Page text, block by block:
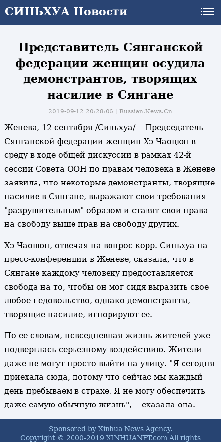
СИНЬХУА Новости
Представитель Сянганской
федерации женщин осудила
демонстрантов, творящих
насилие в Сянгане
2019-09-12 20:28:06丨Russian.News.Cn
Женева, 12 сентября /Синьхуа/ -- Председатель
Сянганской федерации женщин Хэ Чаоцюн в
среду в ходе общей дискуссии в рамках 42-й
сессии Совета ООН по правам человека в Женеве
заявила, что некоторые демонстранты, творящие
насилие в Сянгане, выражают свои требования
"разрушительным" образом и ставят свои права
на свободу выше прав на свободу других.
Хэ Чаоцюн, отвечая на вопрос корр. Синьхуа на
пресс-конференции в Женеве, сказала, что в
Сянгане каждому человеку предоставляется
свобода на то, чтобы он мог сидя выразить свое
любое недовольство, однако демонстранты,
творящие насилие, игнорируют ее.
По ее словам, повседневная жизнь жителей уже
подверглась серьезному воздействию. Жители
даже не могут просто выйти на улицу. "Я сегодня
приехала сюда, потому что сейчас мы каждый
день пребываем в страхе. Я не могу обеспечить
даже самую обычную жизнь", -- сказала она.
Sponsored by Xinhua News Agency.
Copyright © 2000-2019 XINHUANET.com All rights